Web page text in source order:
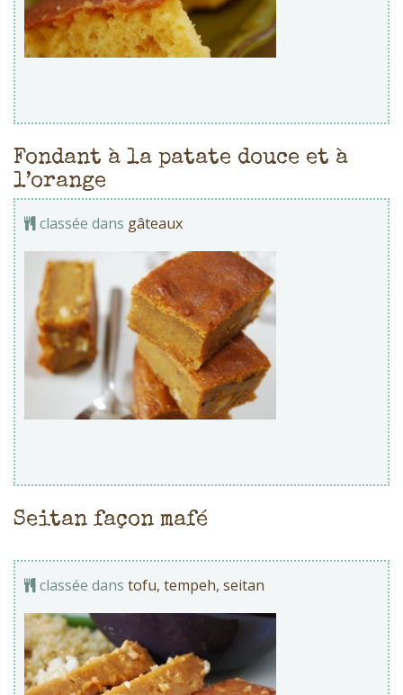
Fondant à la patate douce et à
l’orange
classée dans gâteaux
Seitan façon mafé
classée dans tofu, tempeh, seitan